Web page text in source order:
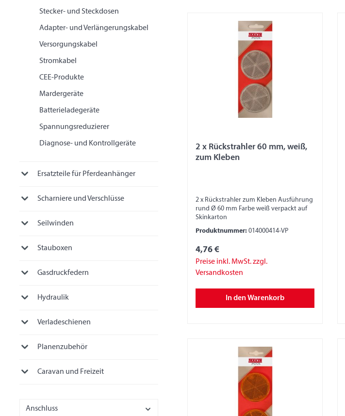
Stecker- und Steckdosen
Adapter- und Verlängerungskabel
Versorgungskabel
Stromkabel
CEE-Produkte
Mardergeräte
Batterieladegeräte
Spannungsreduzierer
Diagnose- und Kontrollgeräte
Ersatzteile für Pferdeanhänger
Scharniere und Verschlüsse
Seilwinden
Stauboxen
Gasdruckfedern
Hydraulik
Verladeschienen
Planenzubehör
Caravan und Freizeit
Anschluss
2 x Rückstrahler 60 mm, weiß,
zum Kleben
2 x Rückstrahler zum Kleben Ausführung
rund Ø 60 mm Farbe weiß verpackt auf
Skinkarton
Produktnummer: 014000414-VP
4,76 €
Preise inkl. MwSt. zzgl.
Versandkosten
In den Warenkorb